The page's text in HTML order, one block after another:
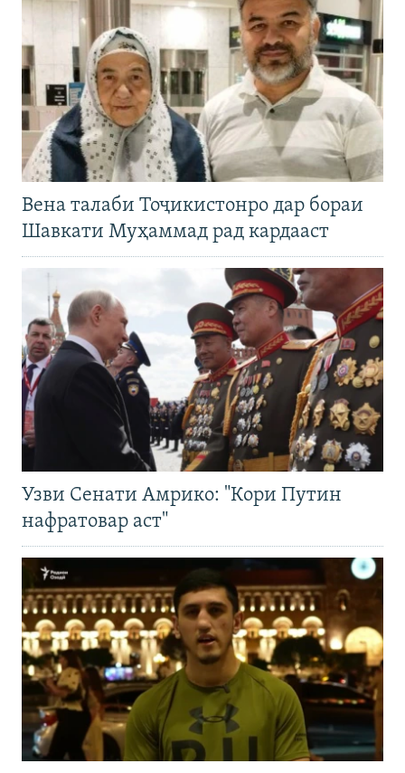
Вена талаби Тоҷикистонро дар бораи
Шавкати Муҳаммад рад кардааст
Узви Сенати Амрико: "Кори Путин
нафратовар аст"